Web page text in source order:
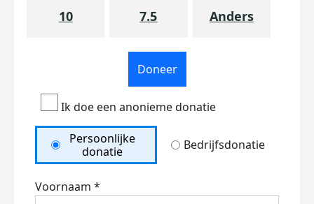
10 7.5 Anders
Doneer
Ik doe een anonieme donatie
Persoonlijke
donatie
Bedrijfsdonatie
Voornaam *